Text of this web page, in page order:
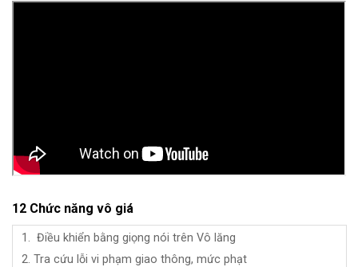
12 Chức năng vô giá
Điều khiển bằng giọng nói trên Vô lăng
Tra cứu lỗi vi phạm giao thông, mức phạt